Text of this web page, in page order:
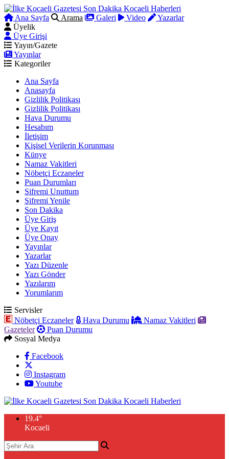
Ana Sayfa Arama Galeri Video
Yazarlar
Üyelik
Üye Girişi
Yayın/Gazete
Yayınlar
Kategoriler
Ana Sayfa
Anasayfa
Gizlilik Politikası
Gizlilik Politikası
Hava Durumu
Hesabım
İletişim
Kişisel Verilerin Korunması
Künye
Namaz Vakitleri
Nöbetçi Eczaneler
Puan Durumları
Şifremi Unuttum
Şifremi Yenile
Son Dakika
Üye Giriş
Üye Kayıt
Üye Onay
Yayınlar
Yazarlar
Yazı Düzenle
Yazı Gönder
Yazılarım
Yorumlarım
Servisler
Nöbetçi Eczaneler
Hava Durumu
Namaz Vakitleri
Gazeteler
Puan Durumu
Sosyal Medya
Facebook
Instagram
Youtube
19.4°
Kocaeli